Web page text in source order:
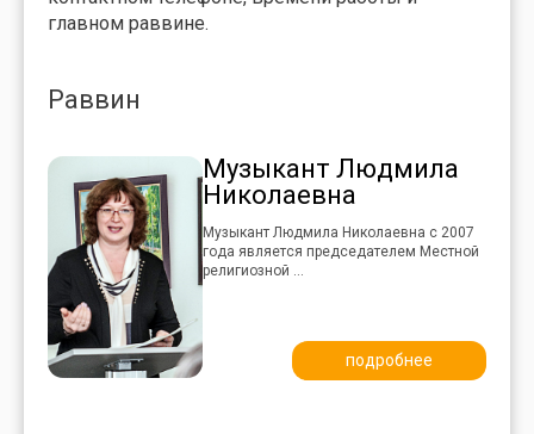
главном раввине.
Раввин
Музыкант Людмила
Николаевна
Музыкант Людмила Николаевна с 2007
года является председателем Местной
религиозной ...
подробнее